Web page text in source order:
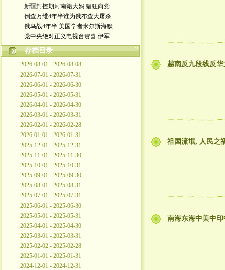
· 新疆封控期河南籍大妈.猖狂向党
· 倒查万维4年半谁为俄布查大屠杀
· 俄乌战4年半.美国学者米尔斯海默
· 党中央绝对正义电视台贺喜.伊军
存档目录
2026-08-01 - 2026-08-08
2026-07-01 - 2026-07-31
2026-06-01 - 2026-06-30
2026-05-01 - 2026-05-31
2026-04-01 - 2026-04-30
2026-03-01 - 2026-03-31
2026-02-01 - 2026-02-28
2026-01-01 - 2026-01-31
2025-12-01 - 2025-12-31
2025-11-01 - 2025-11-30
2025-10-01 - 2025-10-31
2025-09-01 - 2025-09-30
2025-08-01 - 2025-08-31
2025-07-01 - 2025-07-31
2025-06-01 - 2025-06-30
2025-05-01 - 2025-05-31
2025-04-01 - 2025-04-30
2025-03-01 - 2025-03-31
2025-02-02 - 2025-02-28
2025-01-01 - 2025-01-31
2024-12-01 - 2024-12-31
越南反九段线反
祖国流氓, 人民之
南海东海中美中